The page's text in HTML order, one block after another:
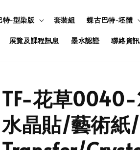
特-型染版 套裝組
蝶古巴特-坯體
展覽及課程訊息 墨水認證 聯絡資訊
TF-花草
水晶貼/藝術